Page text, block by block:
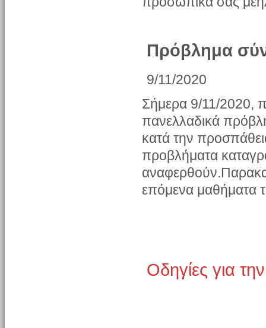
Πρόβλημα
9/11/2020
Σήμερα 9/11/2020,
πανελλαδικά
κατά την
προβλήματα
επόμενα μαθήματα
Οδηγίες για